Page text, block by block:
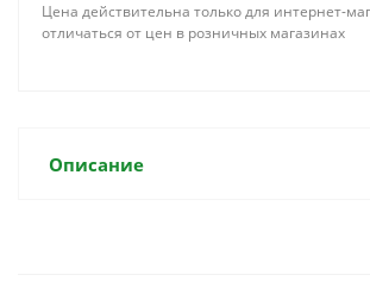
Цена действительна только для интернет-
отличаться от цен в розничных магазинах
Описание